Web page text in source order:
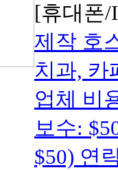
[휴대폰
제작 호
치과, 카
업체 비
보수:
$50) 연